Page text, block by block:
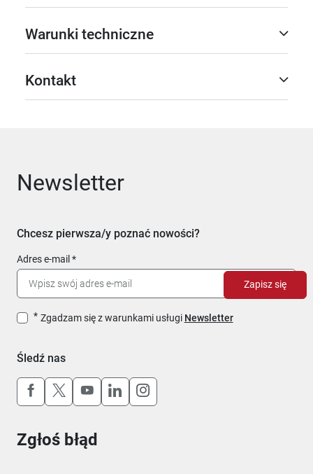
Warunki techniczne
Kontakt
Newsletter
Chcesz pierwsza/y poznać nowości?
Adres e-mail
Zgadzam się z warunkami usługi Newsletter
Zapisz się
Śledź nas
Uwaga, link otworzy się w nowym oknie
Uwaga, link otworzy się w nowym oknie
Uwaga, link otworzy się w nowym
Uwaga, link otworzy się w
Uwaga, link otworzy się w
Zgłoś błąd